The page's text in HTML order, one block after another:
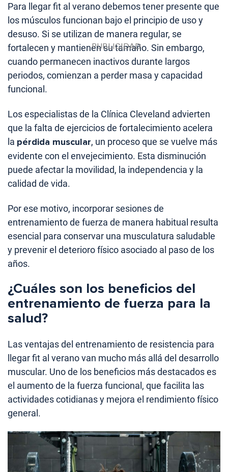
Para llegar fit al verano debemos tener presente que
los músculos funcionan bajo el principio de uso y
desuso. Si se utilizan de manera regular, se
fortalecen y mantienen su tamaño. Sin embargo,
cuando permanecen inactivos durante largos
periodos, comienzan a perder masa y capacidad
funcional.
Los especialistas de la Clínica Cleveland advierten
que la falta de ejercicios de fortalecimiento acelera
la pérdida muscular, un proceso que se vuelve más
evidente con el envejecimiento. Esta disminución
puede afectar la movilidad, la independencia y la
calidad de vida.
Por ese motivo, incorporar sesiones de
entrenamiento de fuerza de manera habitual resulta
esencial para conservar una musculatura saludable
y prevenir el deterioro físico asociado al paso de los
años.
¿Cuáles son los beneficios del
entrenamiento de fuerza para la
salud?
Las ventajas del entrenamiento de resistencia para
llegar fit al verano van mucho más allá del desarrollo
muscular. Uno de los beneficios más destacados es
el aumento de la fuerza funcional, que facilita las
actividades cotidianas y mejora el rendimiento físico
general.